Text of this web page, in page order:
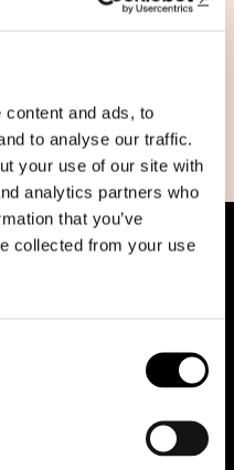
and ads, to
to analyse our traffic.
your use of our site with
analytics partners who
that you’ve
collected from your use